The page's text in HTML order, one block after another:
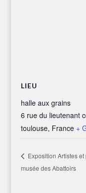
LIEU
halle aux grains
6 rue du lieutenant
toulouse, France +
Exposition Artistes
musée des Abattoirs